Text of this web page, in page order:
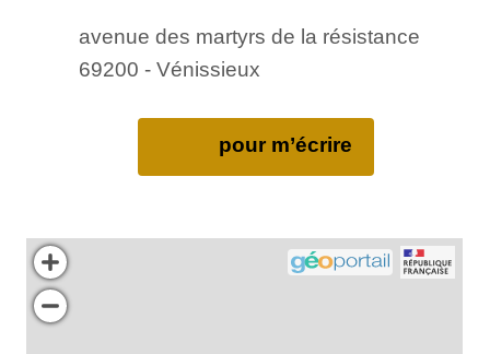
avenue des martyrs de la résistance
69200 - Vénissieux
pour m’écrire